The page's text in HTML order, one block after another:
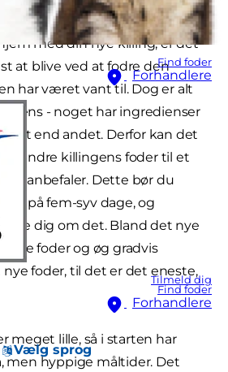
Find foder
Forhandlere
Tilmeld dig
Find foder
Forhandlere
Vælg sprog
med din nye killing, er det
at blive ved at fodre den
har været vant til. Dog er alt
ens - noget har ingredienser
end andet. Derfor kan det
ændre killingens foder til et
anbefaler. Dette bør du
på fem-syv dage, og
dig om det. Bland det nye
foder og øg gradvis
foder, til det er det eneste,
meget lille, så i starten har
men hyppige måltider. Det